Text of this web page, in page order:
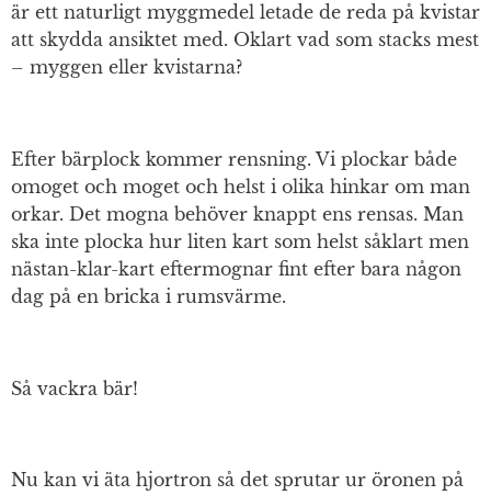
är ett naturligt myggmedel letade de reda på kvistar
att skydda ansiktet med. Oklart vad som stacks mest
– myggen eller kvistarna?
Efter bärplock kommer rensning. Vi plockar både
omoget och moget och helst i olika hinkar om man
orkar. Det mogna behöver knappt ens rensas. Man
ska inte plocka hur liten kart som helst såklart men
nästan-klar-kart eftermognar fint efter bara någon
dag på en bricka i rumsvärme.
Så vackra bär!
Nu kan vi äta hjortron så det sprutar ur öronen på